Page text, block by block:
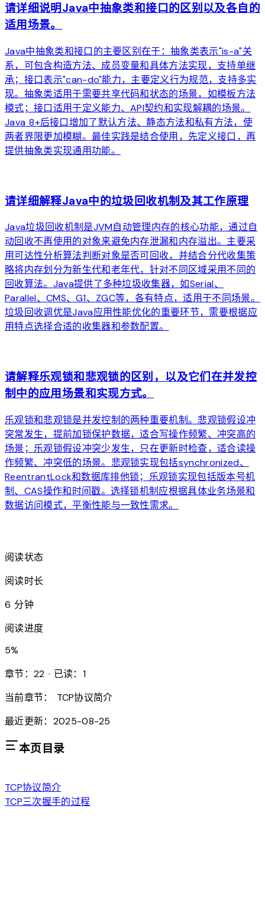
请详细说明Java中抽象类和接口的区别以及各自的
适用场景。
Java中抽象类和接口的主要区别在于：抽象类表示"is-a"关
系，可包含构造方法、成员变量和具体方法实现，支持单继
承；接口表示"can-do"能力，主要定义行为规范，支持多实
现。抽象类适用于需要共享代码和状态的场景，如模板方法
模式；接口适用于定义能力、API契约和实现解耦的场景。
Java 8+后接口增加了默认方法、静态方法和私有方法，使
两者界限更加模糊。最佳实践是结合使用，先定义接口，再
提供抽象类实现通用功能。
请详细解释Java中的垃圾回收机制及其工作原理
Java垃圾回收机制是JVM自动管理内存的核心功能，通过自
动回收不再使用的对象来避免内存泄漏和内存溢出。主要采
用可达性分析算法判断对象是否可回收，并结合分代收集策
略将内存划分为新生代和老年代，针对不同区域采用不同的
回收算法。Java提供了多种垃圾收集器，如Serial、
Parallel、CMS、G1、ZGC等，各有特点，适用于不同场景。
垃圾回收调优是Java应用性能优化的重要环节，需要根据应
用特点选择合适的收集器和参数配置。
请解释乐观锁和悲观锁的区别，以及它们在并发控
制中的应用场景和实现方式。
乐观锁和悲观锁是并发控制的两种重要机制。悲观锁假设冲
突常发生，提前加锁保护数据，适合写操作频繁、冲突高的
场景；乐观锁假设冲突少发生，只在更新时检查，适合读操
作频繁、冲突低的场景。悲观锁实现包括synchronized、
ReentrantLock和数据库排他锁；乐观锁实现包括版本号机
制、CAS操作和时间戳。选择锁机制应根据具体业务场景和
数据访问模式，平衡性能与一致性需求。
阅读状态
阅读时长
6 分钟
阅读进度
5%
章节：22 · 已读：1
当前章节：
TCP协议简介
最近更新：2025-08-25
本页目录
TCP协议简介
TCP三次握手的过程